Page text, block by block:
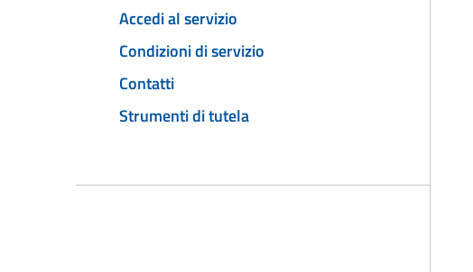
Accedi al servizio
Condizioni di servizio
Contatti
Strumenti di tutela